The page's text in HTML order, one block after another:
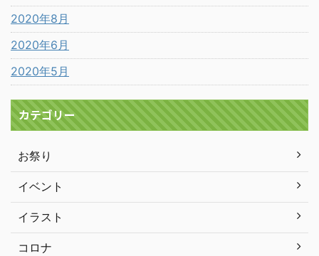
2020年8月
2020年6月
2020年5月
カテゴリー
お祭り
イベント
イラスト
コロナ